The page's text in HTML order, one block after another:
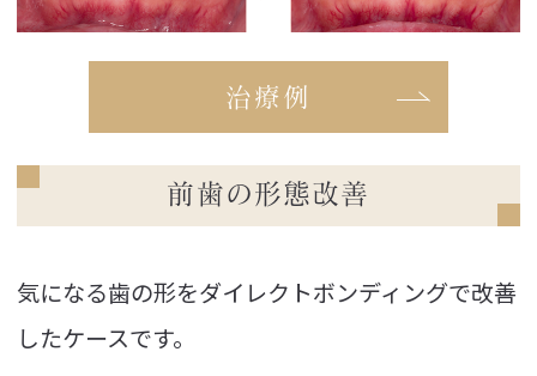
治療例
前歯の形態改善
気になる歯の形をダイレクトボンディングで改善
したケースです。